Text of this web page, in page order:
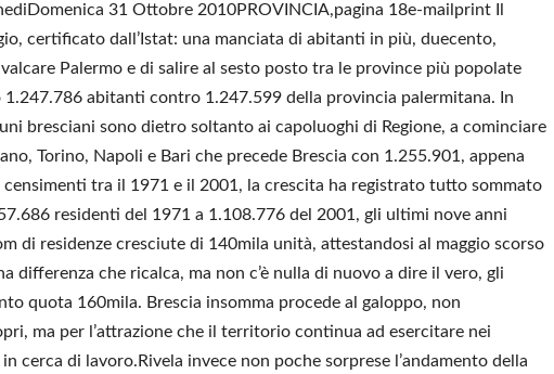
31 Ottobre 2010PROVINCIA,pagina 18e-mailprint Il
certificato dall’Istat: una manciata di abitanti in più, duecento,
Palermo e di salire al sesto posto tra le province più popolate
1.247.786 abitanti contro 1.247.599 della provincia palermitana. In
bresciani sono dietro soltanto ai capoluoghi di Regione, a cominciare
Torino, Napoli e Bari che precede Brescia con 1.255.901, appena
tra il 1971 e il 2001, la crescita ha registrato tutto sommato
residenti del 1971 a 1.108.776 del 2001, gli ultimi nove anni
di residenze cresciute di 140mila unità, attestandosi al maggio scorso
differenza che ricalca, ma non c’è nulla di nuovo a dire il vero, gli
quota 160mila. Brescia insomma procede al galoppo, non
ma per l’attrazione che il territorio continua ad esercitare nei
cerca di lavoro.Rivela invece non poche sorprese l’andamento della